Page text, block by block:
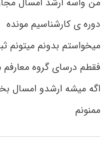
دوره ی کارشناسیم مونده
میخواستم بدونم میتونم
فقطم درسای گروه معارفم
اگه میشه ارشدو امسال
ممنونم